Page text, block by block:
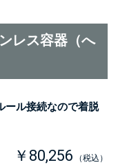
レス容器（へ
ール接続なので着脱
￥80,256 （税込）